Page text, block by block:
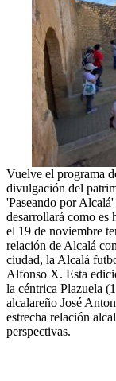
Vuelve el programa
divulgación del
'Paseando por
desarrollará como es
el 19 de noviembre
relación de Alcalá
ciudad, la Alcalá
Alfonso X. Esta
la céntrica Plazuela
alcalareño José
estrecha relación
perspectivas.